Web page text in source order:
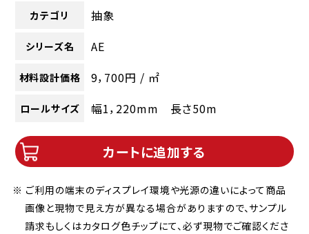
カテゴリ 抽象
シリーズ名 AE
材料設計価格 9，700円 / ㎡
ロールサイズ 幅1，220mm 長さ50m
カートに追加する
※ ご利用の端末のディスプレイ環境や光源の違いによって商品
画像と現物で見え方が異なる場合がありますので、サンプル
請求もしくはカタログ色チップにて、必ず現物でご確認くださ